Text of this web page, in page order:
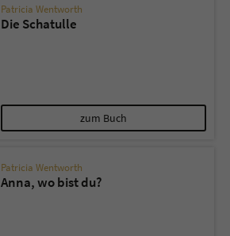
Patricia Wentworth
Die Schatulle
zum Buch
Patricia Wentworth
Anna, wo bist du?